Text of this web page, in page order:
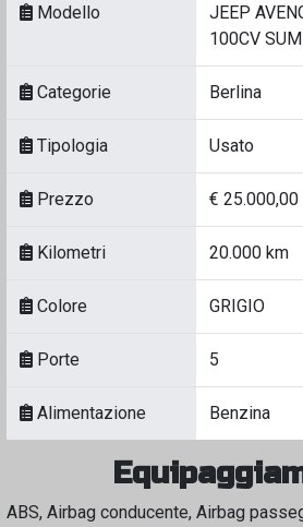
Modello
JEEP
100CV
Categorie Berlina
Tipologia Usato
Prezzo € 25.000,00
Kilometri 20.000 km
Colore GRIGIO
Porte 5
Alimentazione Benzina
ABS, Airbag conducente, Airbag